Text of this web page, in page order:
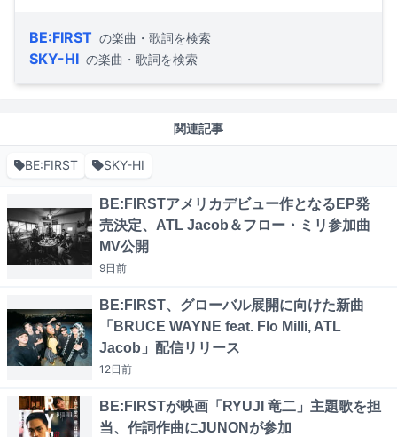
BE:FIRST の楽曲・歌詞を検索
SKY-HI の楽曲・歌詞を検索
関連記事
BE:FIRST SKY-HI
BE:FIRSTアメリカデビュー作となるEP発
売決定、ATL Jacob＆フロー・ミリ参加曲
MV公開
9日前
BE:FIRST、グローバル展開に向けた新曲
「BRUCE WAYNE feat. Flo Milli, ATL
Jacob」配信リリース
12日前
BE:FIRSTが映画「RYUJI 竜二」主題歌を担
当、作詞作曲にJUNONが参加